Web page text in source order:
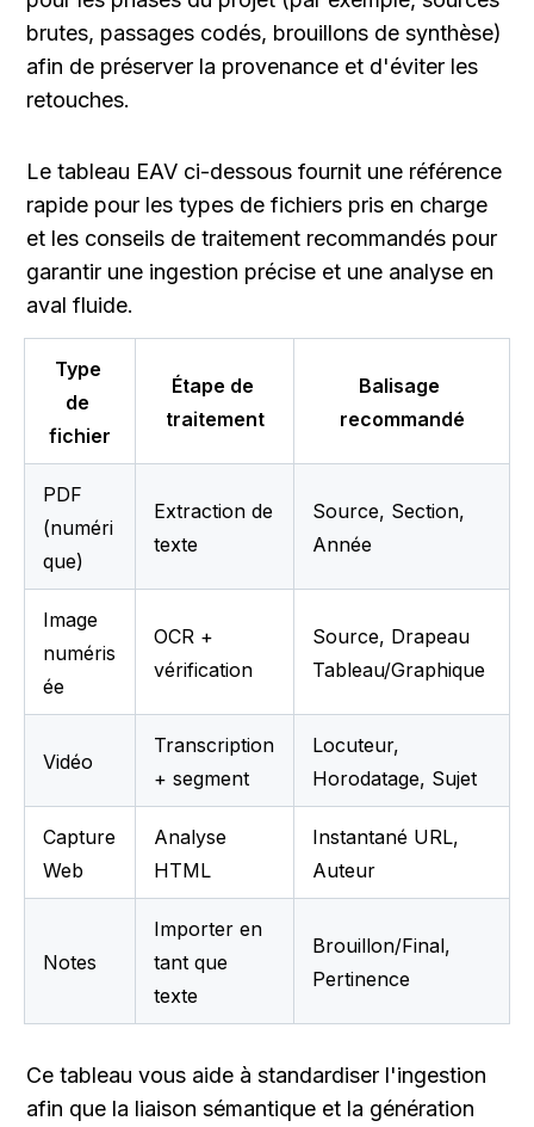
brutes, passages codés, brouillons de synthèse)
afin de préserver la provenance et d'éviter les
retouches.
Le tableau EAV ci-dessous fournit une référence
rapide pour les types de fichiers pris en charge
et les conseils de traitement recommandés pour
garantir une ingestion précise et une analyse en
aval fluide.
Type
de
fichier
Étape de
traitement
Balisage
recommandé
PDF
(numéri
que)
Extraction de
texte
Source, Section,
Année
Image
numéris
ée
OCR +
vérification
Source, Drapeau
Tableau/Graphique
Vidéo
Transcription
+ segment
Locuteur,
Horodatage, Sujet
Capture
Web
Analyse
HTML
Instantané URL,
Auteur
Notes
Importer en
tant que
texte
Brouillon/Final,
Pertinence
Ce tableau vous aide à standardiser l'ingestion
afin que la liaison sémantique et la génération